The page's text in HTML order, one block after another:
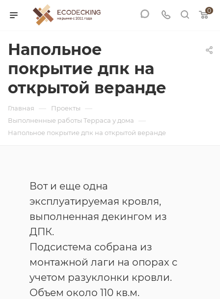
0
Напольное
покрытие дпк на
открытой веранде
Главная — Проекты —
Выполненные работы Терраса у дома —
Напольное покрытие дпк на открытой веранде
Вот и еще одна
эксплуатируемая кровля,
выполненная декингом из
ДПК.
Подсистема собрана из
монтажной лаги на опорах с
учетом разуклонки кровли.
Объем около 110 кв.м.